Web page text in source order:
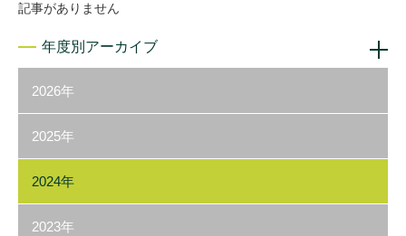
記事がありません
年度別アーカイブ
2026年
2025年
2024年
2023年